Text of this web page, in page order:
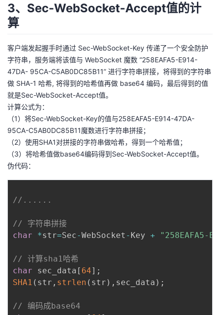
3、Sec-WebSocket-Accept值的计
算
客户端发起握手时通过 Sec-WebSocket-Key 传递了一个安全防护
字符串，服务端将该值与 WebSocket 魔数 “258EAFA5-E914-
47DA- 95CA-C5AB0DC85B11” 进行字符串拼接，将得到的字符串
做 SHA-1 哈希, 将得到的哈希值再做 base64 编码，最后得到的值
就是Sec-WebSocket-Accept值。
计算公式为：
（1）将Sec-WebSocket-Key的值与258EAFA5-E914-47DA-
95CA-C5AB0DC85B11魔数进行字符串拼接；
（2）使用SHA1对拼接的字符串做哈希，得到一个哈希值；
（3）将哈希值做base64编码得到Sec-WebSocket-Accept值。
伪代码：
//......
// 字符串拼接
char
*str=Sec-WebSocket - Key + "258EAFA5-
// 计算sha1哈希
char sec_data [ 64] ;
SHA1 ( str , strlen ( str ) , sec_data ) ;
// 编码成base64